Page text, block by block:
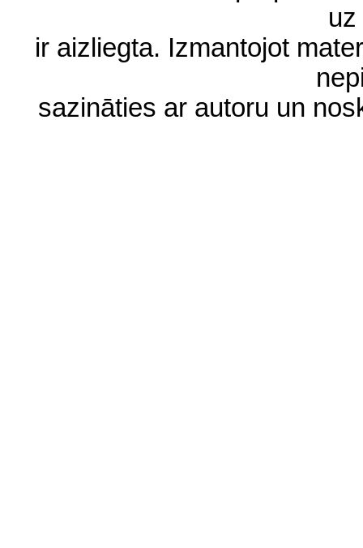
ir aizliegta. Izmantojot
sazināties ar autoru un